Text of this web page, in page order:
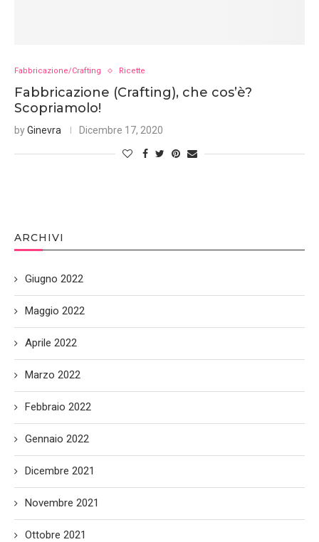
Fabbricazione/Crafting Ricette
Fabbricazione (Crafting), che cos’è?
Scopriamolo!
byGinevra Dicembre 17, 2020
ARCHIVI
Giugno 2022
Maggio 2022
Aprile 2022
Marzo 2022
Febbraio 2022
Gennaio 2022
Dicembre 2021
Novembre 2021
Ottobre 2021